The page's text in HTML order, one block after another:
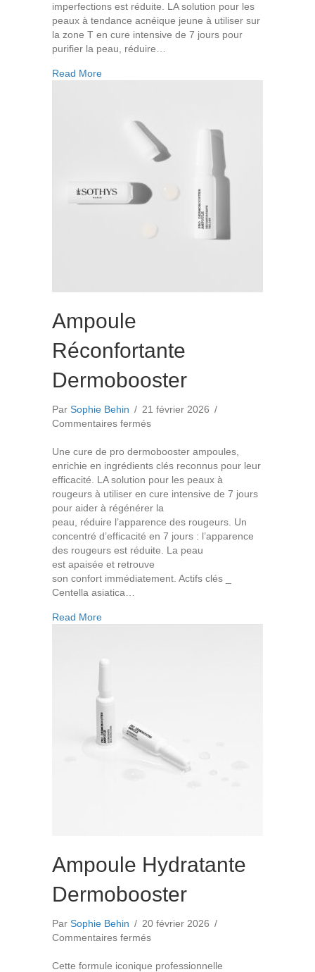
imperfections est réduite. LA solution pour les
peaux à tendance acnéique jeune à utiliser sur
la zone T en cure intensive de 7 jours pour
purifier la peau, réduire…
Read Moreabout Ampoule Correctrice Dermobooster
Ampoule
Réconfortante
Dermobooster
Par Sophie Behin / 21 février 2026 /
Commentaires ferméssur
Réconfortante
Dermobooster
Une cure de pro dermobooster ampoules,
enrichie en ingrédients clés reconnus pour leur
efficacité. LA solution pour les peaux à
rougeurs à utiliser en cure intensive de 7 jours
pour aider à régénérer la
peau, réduire l’apparence des rougeurs. Un
concentré d’efficacité en 7 jours : l’apparence
des rougeurs est réduite. La peau
est apaisée et retrouve
son confort immédiatement. Actifs clés _
Centella asiatica…
Read Moreabout Ampoule Réconfortante Dermobooster
Ampoule Hydratante
Dermobooster
Par Sophie Behin / 20 février 2026 /
Commentaires ferméssur
Hydratante
Cette formule iconique professionnelle